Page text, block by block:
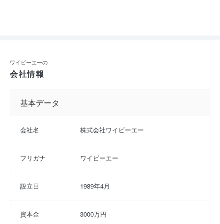
ワイビーエーの
会社情報
基本データ
会社名 株式会社ワイビーエー
フリガナ ワイビーエー
設立日 1989年4月
資本金 3000万円